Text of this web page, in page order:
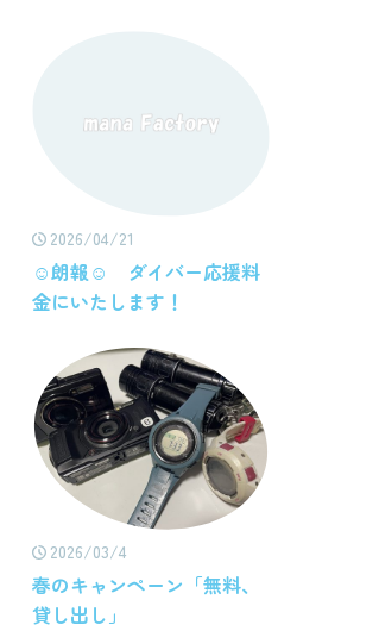
2026/04/21
☺朗報☺ ダイバー応援料
金にいたします！
2026/03/4
春のキャンペーン「無料、
貸し出し」